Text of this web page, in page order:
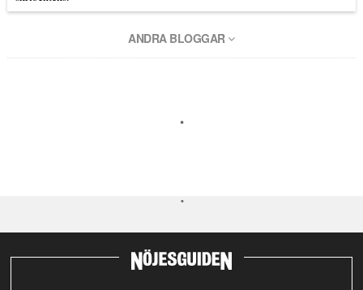
ANDRA BLOGGAR